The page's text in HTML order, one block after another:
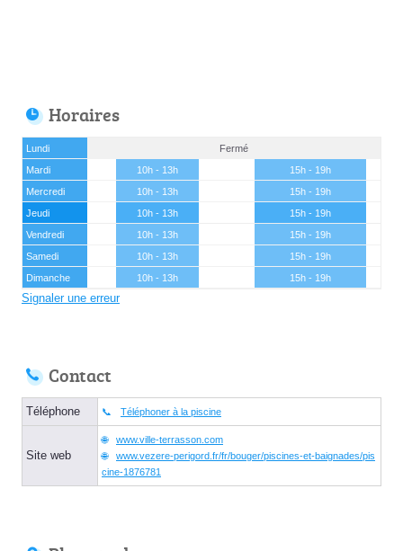
Horaires
Lundi
Fermé
Mardi
10h - 13h
15h - 19h
Mercredi
10h - 13h
15h - 19h
Jeudi
10h - 13h
15h - 19h
Vendredi
10h - 13h
15h - 19h
Samedi
10h - 13h
15h - 19h
Dimanche
10h - 13h 15h - 19h
Signaler une erreur
Contact
Téléphone Téléphoner à la piscine
Site web
www.ville-terrasson.com
www.vezere-perigord.fr/fr/bouger/piscines-et-baignades/pis
cine-1876781